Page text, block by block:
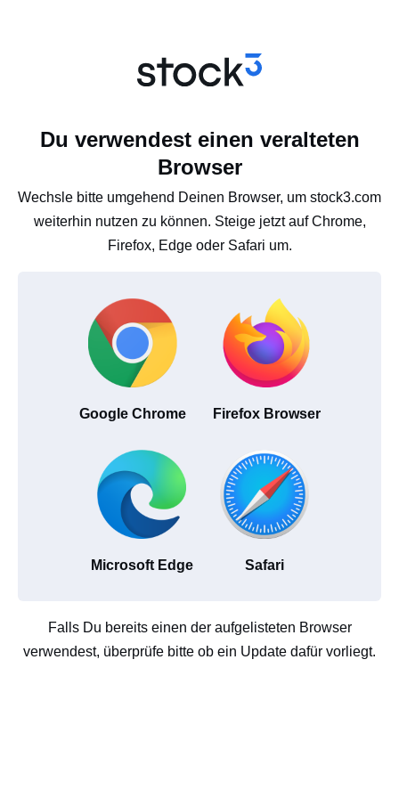
Du verwendest einen veralteten
Browser
Wechsle bitte umgehend Deinen Browser, um stock3.com
weiterhin nutzen zu können. Steige jetzt auf Chrome,
Firefox, Edge oder Safari um.
Google Chrome Firefox Browser
Microsoft Edge Safari
Falls Du bereits einen der aufgelisteten Browser
verwendest, überprüfe bitte ob ein Update dafür vorliegt.